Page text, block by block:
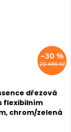
20 486 Kč
–30 %
dřezová
flexibilním
chrom/zelená